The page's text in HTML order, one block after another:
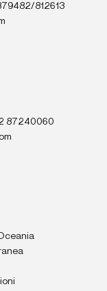
812613
87240060